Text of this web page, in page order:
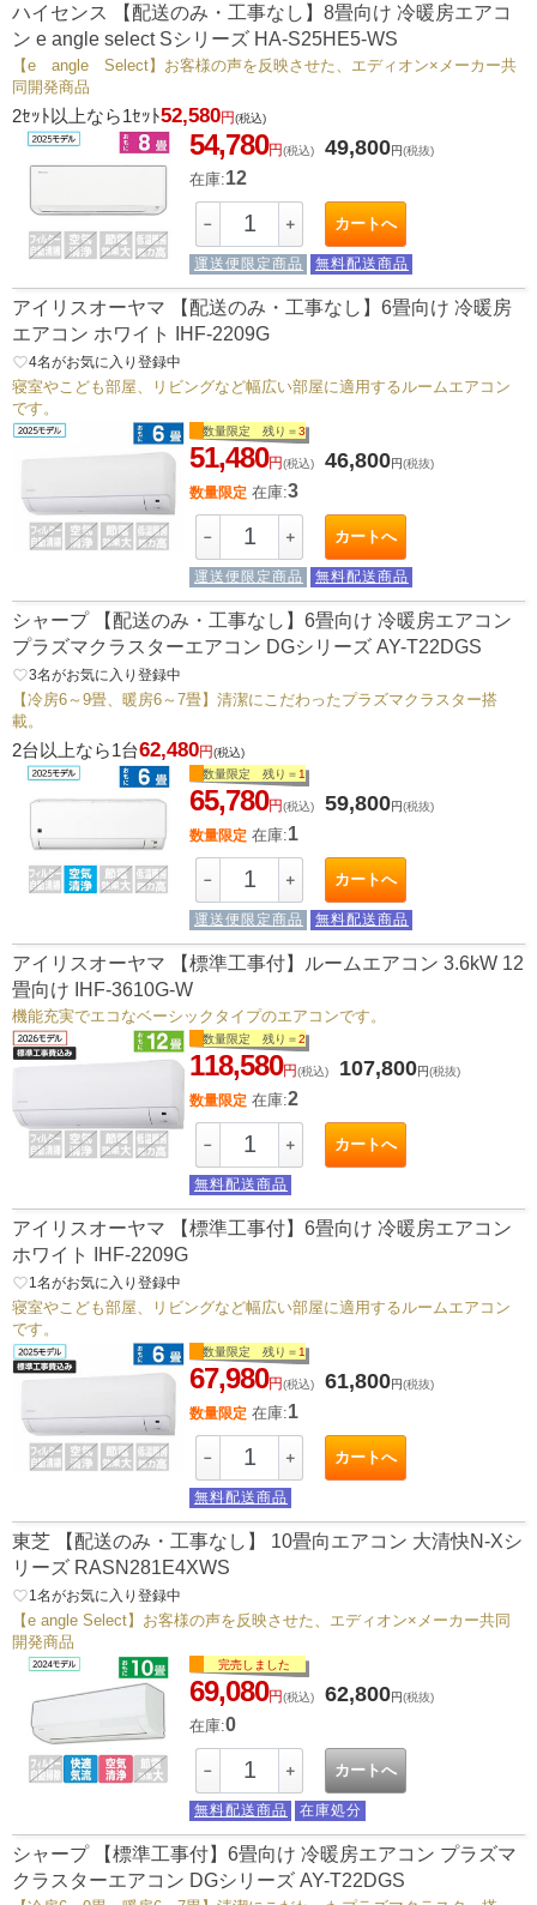
ハイセンス 【配送のみ・工事なし】8畳向け 冷暖房エアコ
ン e angle select Sシリーズ HA-S25HE5-WS
【e angle Select】お客様の声を反映させた、エディオン×メーカー共
同開発商品
2ｾｯﾄ以上なら1ｾｯﾄ52,580円(税込)
54,780円(税込) 49,800円(税抜)
在庫:12
－ ＋ カートへ
運送便限定商品 無料配送商品
アイリスオーヤマ 【配送のみ・工事なし】6畳向け 冷暖房
エアコン ホワイト IHF-2209G
favorite_border4名がお気に入り登録中
寝室やこども部屋、リビングなど幅広い部屋に適用するルームエアコン
です。
数量限定 残り＝3
51,480円(税込) 46,800円(税抜)
数量限定 在庫:3
－ ＋ カートへ
運送便限定商品 無料配送商品
シャープ 【配送のみ・工事なし】6畳向け 冷暖房エアコン
プラズマクラスターエアコン DGシリーズ AY-T22DGS
favorite_border3名がお気に入り登録中
【冷房6～9畳、暖房6～7畳】清潔にこだわったプラズマクラスター搭
載。
2台以上なら1台62,480円(税込)
数量限定 残り＝ 1
65,780円(税込) 59,800円(税抜)
数量限定 在庫:1
－ ＋ カートへ
運送便限定商品 無料配送商品
アイリスオーヤマ 【標準工事付】ルームエアコン 3.6kW 12
畳向け IHF-3610G-W
機能充実でエコなベーシックタイプのエアコンです。
数量限定 残り＝2
118,580円(税込) 107,800円(税抜)
数量限定 在庫:2
－ ＋ カートへ
無料配送商品
アイリスオーヤマ 【標準工事付】6畳向け 冷暖房エアコン
ホワイト IHF-2209G
favorite_border1 名がお気に入り登録中
寝室やこども部屋、リビングなど幅広い部屋に適用するルームエアコン
です。
数量限定 残り＝ 1
67,980円(税込) 61,800円(税抜)
数量限定 在庫:1
－ ＋ カートへ
無料配送商品
東芝 【配送のみ・工事なし】 10畳向エアコン 大清快N-Xシ
リーズ RASN281E4XWS
favorite_border1 名がお気に入り登録中
【e angle Select】お客様の声を反映させた、エディオン×メーカー共同
開発商品
完売しました
69,080円(税込) 62,800円(税抜)
在庫:0
－ ＋ カートへ
無料配送商品 在庫処分
シャープ 【標準工事付】6畳向け 冷暖房エアコン プラズマ
クラスターエアコン DGシリーズ AY-T22DGS